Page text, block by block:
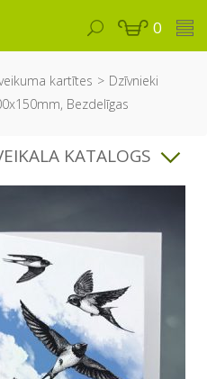
0
kartītes
Dzīvnieki
Bezdelīgas
KATALOGS